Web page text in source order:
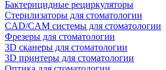
Бактерицидные рециркуляторы
Стерилизаторы для стоматологии
CAD/CAM системы для стоматологии
Фрезеры для стоматологии
3D cканеры для стоматологии
3D принтеры для стоматологии